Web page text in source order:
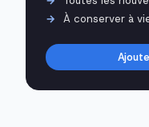
À conserver à